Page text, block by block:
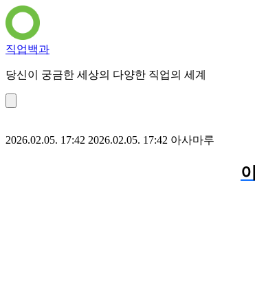
직업백과
당신이 궁금한 세상의 다양한 직업의 세계
2026.02.05. 17:42 2026.02.05. 17:42 아사마루